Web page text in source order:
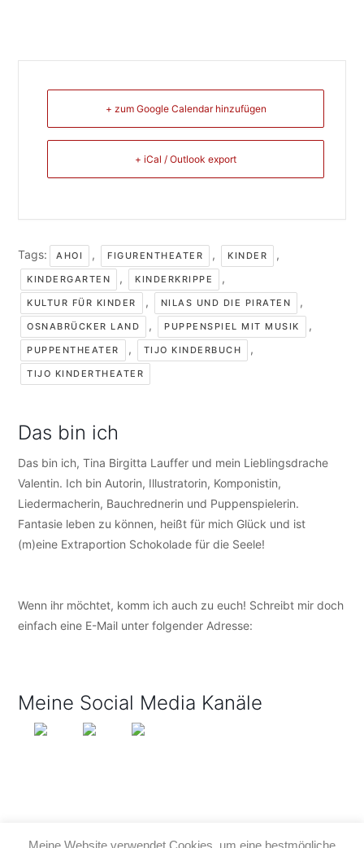
+ zum Google Calendar hinzufügen
+ iCal / Outlook export
Tags: AHOI , FIGURENTHEATER , KINDER ,
KINDERGARTEN , KINDERKRIPPE ,
KULTUR FÜR KINDER , NILAS UND DIE PIRATEN ,
OSNABRÜCKER LAND , PUPPENSPIEL MIT MUSIK ,
PUPPENTHEATER , TIJO KINDERBUCH ,
TIJO KINDERTHEATER
Das bin ich
Das bin ich, Tina Birgitta Lauffer und mein Lieblingsdrache
Valentin. Ich bin Autorin, Illustratorin, Komponistin,
Liedermacherin, Bauchrednerin und Puppenspielerin.
Fantasie leben zu können, heißt für mich Glück und ist
(m)eine Extraportion Schokolade für die Seele!
Wenn ihr möchtet, komm ich auch zu euch! Schreibt mir doch
einfach eine E-Mail unter folgender Adresse:
Meine Social Media Kanäle
Meine Website verwendet Cookies, um eine bestmögliche